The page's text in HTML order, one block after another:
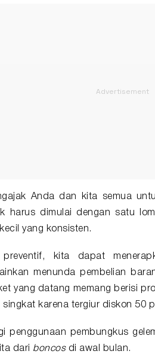
Anda dan kita semua
harus dimulai dengan satu
yang konsisten.
preventif, kita dapat
menunda pembelian
yang datang memang berisi
karena tergiur diskon 50
penggunaan pembungkus
dari boncosdi awal bulan.